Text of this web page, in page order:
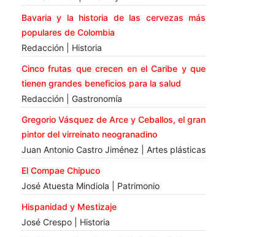
Bavaria y la historia de las cervezas más
populares de Colombia
Redacción | Historia
Cinco frutas que crecen en el Caribe y que
tienen grandes beneficios para la salud
Redacción | Gastronomía
Gregorio Vásquez de Arce y Ceballos, el gran
pintor del virreinato neogranadino
Juan Antonio Castro Jiménez | Artes plásticas
El Compae Chipuco
José Atuesta Mindiola | Patrimonio
Hispanidad y Mestizaje
José Crespo | Historia